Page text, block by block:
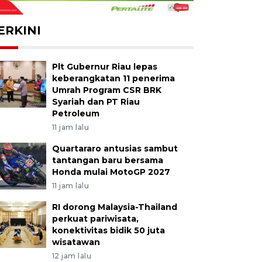
Plt Gubernur Riau lepas
keberangkatan 11 penerima
Umrah Program CSR BRK
Syariah dan PT Riau
Petroleum
11 jam lalu
Quartararo antusias sambut
tantangan baru bersama
Honda mulai MotoGP 2027
11 jam lalu
RI dorong Malaysia-Thailand
perkuat pariwisata,
konektivitas bidik 50 juta
wisatawan
12 jam lalu